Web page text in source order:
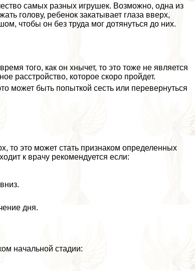
самых разных игрушек. Возможно, одна из
голову, ребенок закатывает глаза вверх,
чтобы он без труда мог дотянуться до них.
того, как он хнычет, то это тоже не является
расстройство, которое скоро пройдет.
может быть попыткой сесть или перевернуться
то это может стать признаком определенных
к врачу рекомендуется если:
дня.
начальной стадии: